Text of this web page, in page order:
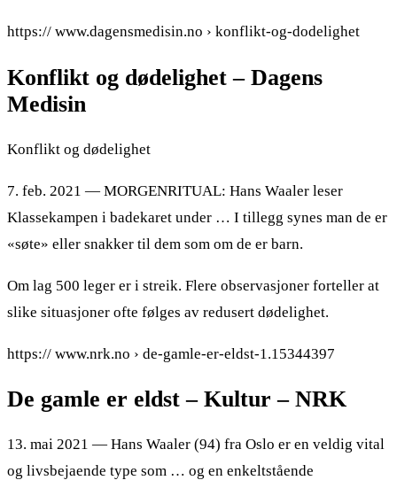
https:// www.dagensmedisin.no › konflikt-og-dodelighet
Konflikt og dødelighet – Dagens
Medisin
Konflikt og dødelighet
7. feb. 2021 — MORGENRITUAL: Hans Waaler leser
Klassekampen i badekaret under … I tillegg synes man de er
«søte» eller snakker til dem som om de er barn.
Om lag 500 leger er i streik. Flere observasjoner forteller at
slike situasjoner ofte følges av redusert dødelighet.
https:// www.nrk.no › de-gamle-er-eldst-1.15344397
De gamle er eldst – Kultur – NRK
13. mai 2021 — Hans Waaler (94) fra Oslo er en veldig vital
og livsbejaende type som … og en enkeltstående